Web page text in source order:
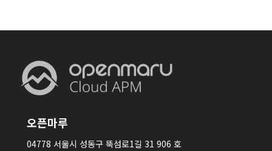
오픈마루
04778 서울시 성동구 뚝섬로1길 31 906 호